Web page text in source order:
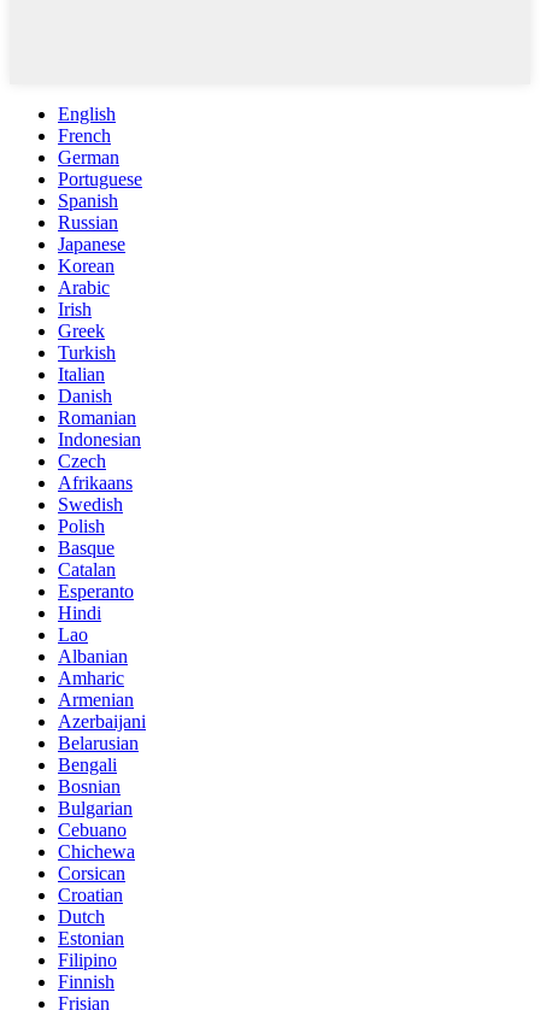
English
French
German
Portuguese
Spanish
Russian
Japanese
Korean
Arabic
Irish
Greek
Turkish
Italian
Danish
Romanian
Indonesian
Czech
Afrikaans
Swedish
Polish
Basque
Catalan
Esperanto
Hindi
Lao
Albanian
Amharic
Armenian
Azerbaijani
Belarusian
Bengali
Bosnian
Bulgarian
Cebuano
Chichewa
Corsican
Croatian
Dutch
Estonian
Filipino
Finnish
Frisian